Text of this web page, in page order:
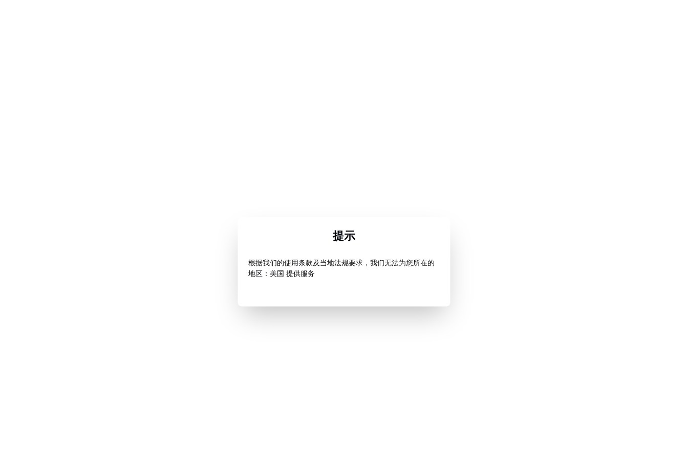
提示
根据我们的使用条款及当地法规要求，我们无法为您所在的
地区：美国 提供服务